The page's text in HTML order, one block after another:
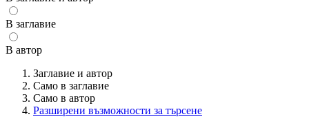
В заглавие
В автор
Заглавие и автор
Само в заглавие
Само в автор
Разширени възможности за търсене